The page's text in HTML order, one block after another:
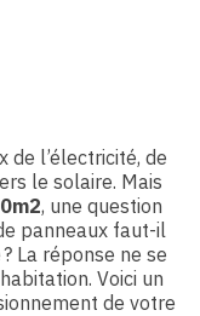
de l’électricité, de
le solaire. Mais
, une question
panneaux faut-il
La réponse ne se
Voici un
de votre